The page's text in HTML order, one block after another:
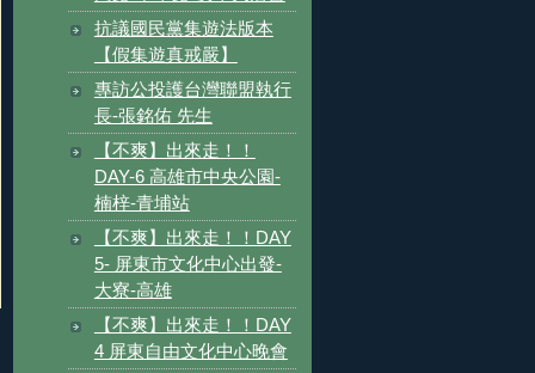
抗議國民黨集遊法版本
【假集遊真戒嚴】
專訪公投護台灣聯盟執行
長-張銘佑 先生
【不爽】出來走！！
DAY-6 高雄市中央公園-
楠梓-青埔站
【不爽】出來走！！DAY
5- 屏東市文化中心出發-
大寮-高雄
【不爽】出來走！！DAY
4 屏東自由文化中心晚會